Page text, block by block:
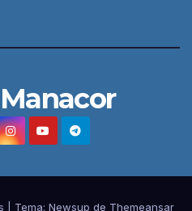
Tema: Newsup de Themeansar